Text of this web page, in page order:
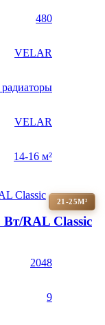
480
VELAR
VELAR
14-16 м²
21-25М²
RAL Classic
2048
9